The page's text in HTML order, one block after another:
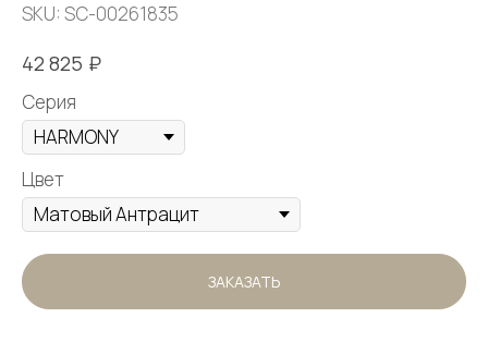
SKU: SC-00261835
42 825 ₽
Серия
Цвет
ЗАКАЗАТЬ